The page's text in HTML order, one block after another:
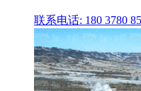
联系电话: 180 3780